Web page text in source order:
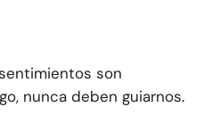
son
nunca deben guiarnos.